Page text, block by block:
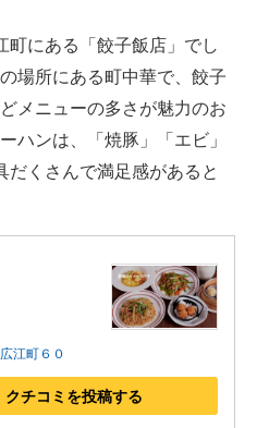
にある「餃子飯店」でし
場所にある町中華で、餃子
メニューの多さが魅力のお
ハンは、「焼豚」「エビ」
だくさんで満足感があると
江町６０
クチコミを投稿する